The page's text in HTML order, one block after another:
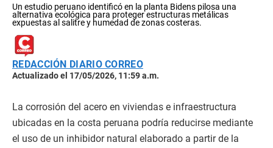
Un estudio peruano identificó en la planta Bidens pilosa una
alternativa ecológica para proteger estructuras metálicas
expuestas al salitre y humedad de zonas costeras.
REDACCIÓN DIARIO CORREO
Actualizado el 17/05/2026, 11:59 a.m.
La corrosión del acero en viviendas e infraestructura
ubicadas en la costa peruana podría reducirse mediante
el uso de un inhibidor natural elaborado a partir de la